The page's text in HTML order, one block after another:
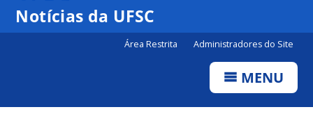
Notícias da UFSC
Área Restrita Administradores do Site
MENU